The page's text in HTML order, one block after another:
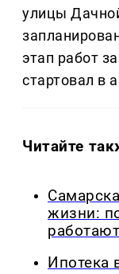
улицы
этап работ
стартовал в
Читайте
жизни:
Ипотека